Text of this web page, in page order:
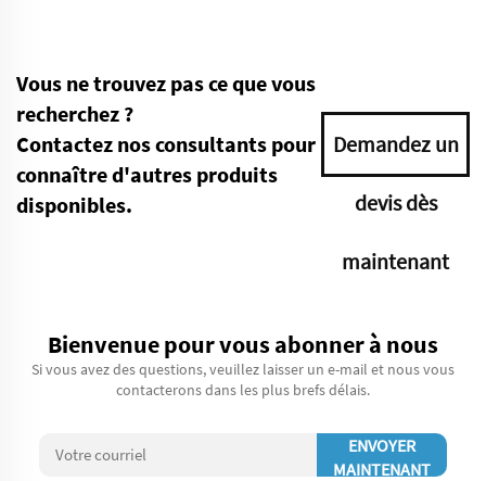
Vous ne trouvez pas ce que vous
recherchez ?
Contactez nos consultants pour
connaître d'autres produits
disponibles.
Demandez un
devis dès
maintenant
Bienvenue pour vous abonner à nous
Si vous avez des questions, veuillez laisser un e-mail et nous vous
contacterons dans les plus brefs délais.
ENVOYER
MAINTENANT